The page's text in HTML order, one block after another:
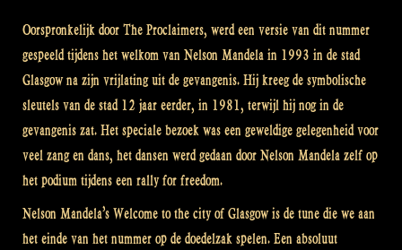
Oorspronkelijk door The Proclaimers, werd een versie van dit nummer
gespeeld tijdens het welkom van Nelson Mandela in 1993 in de stad
Glasgow na zijn vrijlating uit de gevangenis. Hij kreeg de symbolische
sleutels van de stad 12 jaar eerder, in 1981, terwijl hij nog in de
gevangenis zat. Het speciale bezoek was een geweldige gelegenheid voor
veel zang en dans, het dansen werd gedaan door Nelson Mandela zelf op
het podium tijdens een rally for freedom.
Nelson Mandela’s Welcome to the city of Glasgow is de tune die we aan
het einde van het nummer op de doedelzak spelen. Een absoluut